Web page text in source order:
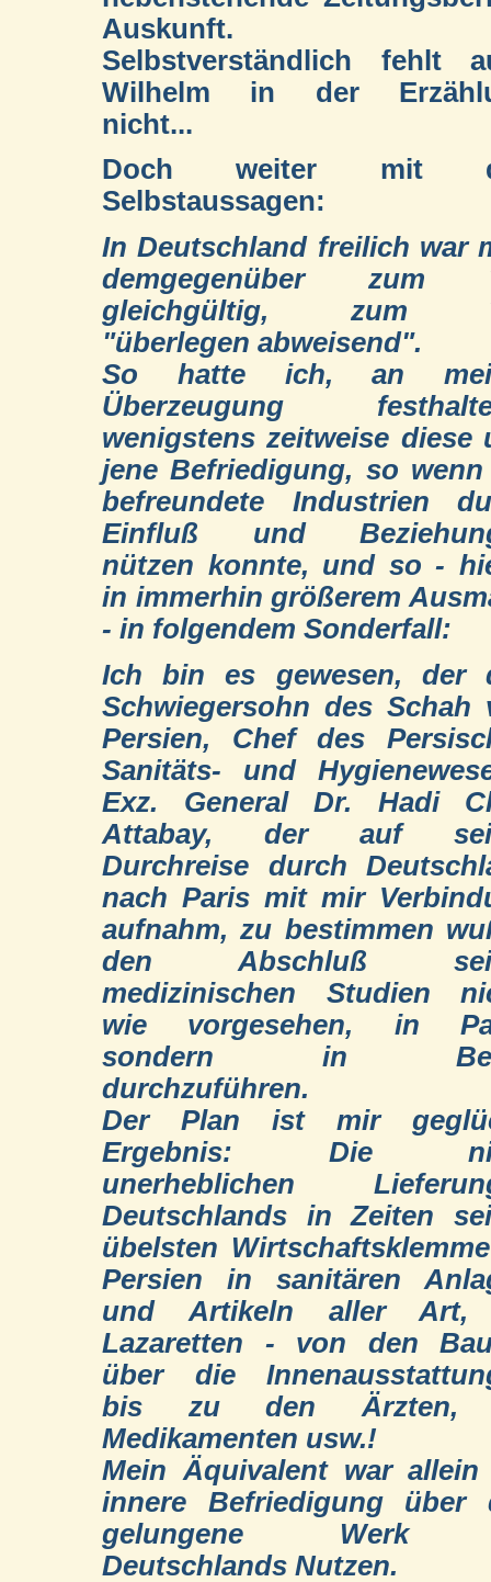
Auskunft.
Selbstverständlich fehlt
Wilhelm in der
nicht...
Doch weiter mit
Selbstaussagen:
In Deutschland freilich war
demgegenüber zum
gleichgültig, zum
"überlegen abweisend".
So hatte ich, an
Überzeugung
wenigstens zeitweise diese
jene Befriedigung, so
befreundete Industrien
Einfluß und
nützen konnte, und so -
in immerhin größerem
- in folgendem Sonderfall:
Ich bin es gewesen, der
Schwiegersohn des Schah
Persien, Chef des
Sanitäts- und
Exz. General Dr. Hadi
Attabay, der auf
Durchreise durch
nach Paris mit mir
aufnahm, zu bestimmen
den Abschluß
medizinischen Studien
wie vorgesehen, in
sondern in
durchzuführen.
Der Plan ist mir
Ergebnis: Die
unerheblichen
Deutschlands in Zeiten
übelsten
Persien in sanitären
und Artikeln aller Art,
Lazaretten - von den
über die
bis zu den Ärzten,
Medikamenten usw.!
Mein Äquivalent war allein
innere Befriedigung über
gelungene Werk
Deutschlands Nutzen.